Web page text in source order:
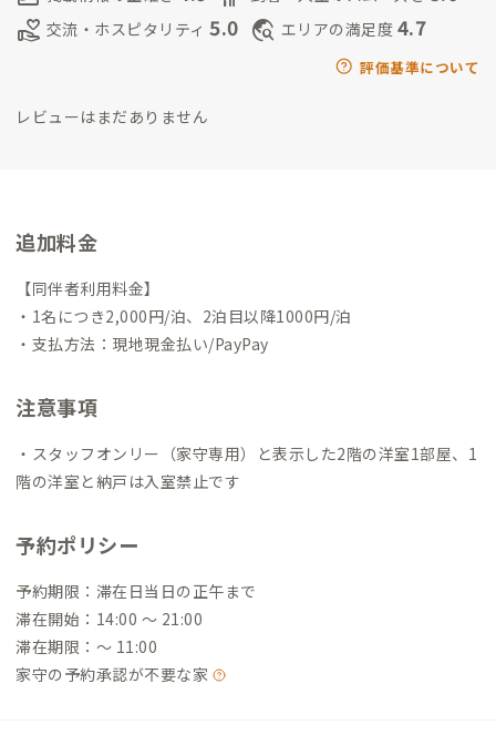
伊賀人とのご縁紡ぎオープン前にDIY師匠を探す中、クルマで15
分の地に奈良から移住し古民家再生中の方に出会え、以来ご縁
すると古民家暮らしやDIY好きの方とご縁
民家ネットワーク」ができています。
ただきながらの活動は、20代も参加する地域団体「いがグラフ
ィー」で焦らずボチボチと若者にも継承していきます。
ga.localgraphy.jp/
3年目！お城・忍者だけでなく、おもろいヒトに興味があれば、
伊賀人ツアーご一緒します！https://www.iga-guide.com/sho
volunteer_activism 交流・ホスピタリティ 5.0 travel_explore エリアの満足度 4.7
評価基準について
レビューはまだありません
追加料金
【同伴者利用料金】
・1名につき2,000円/泊、2泊目以降1000円/泊
・支払方法：現地現金払い/PayPay
注意事項
・スタッフオンリー（家守専用）と表示した2階の洋室1部屋、1
階の洋室と納戸は入室禁止です
予約ポリシー
予約期限：滞在日当日の正午まで
滞在開始：14:00 〜 21:00
滞在期限：〜 11:00
家守の予約承認が不要な家